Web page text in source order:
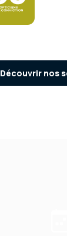
Découvrir nos